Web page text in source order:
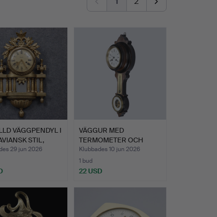
VÄGGPENDYL I
STIL,
29 jun 2026
VÄGGUR MED
TERMOMETER OCH
BAROMETER.
Klubbades 10 jun 2026
1 bud
22 USD